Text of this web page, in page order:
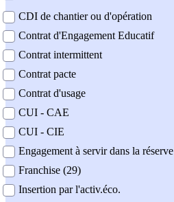
CDI de chantier ou d'opération
Contrat d'Engagement Educatif
Contrat intermittent
Contrat pacte
Contrat d'usage
CUI - CAE
CUI - CIE
Engagement à servir dans la réserve
Franchise (29)
Insertion par l'activ.éco.